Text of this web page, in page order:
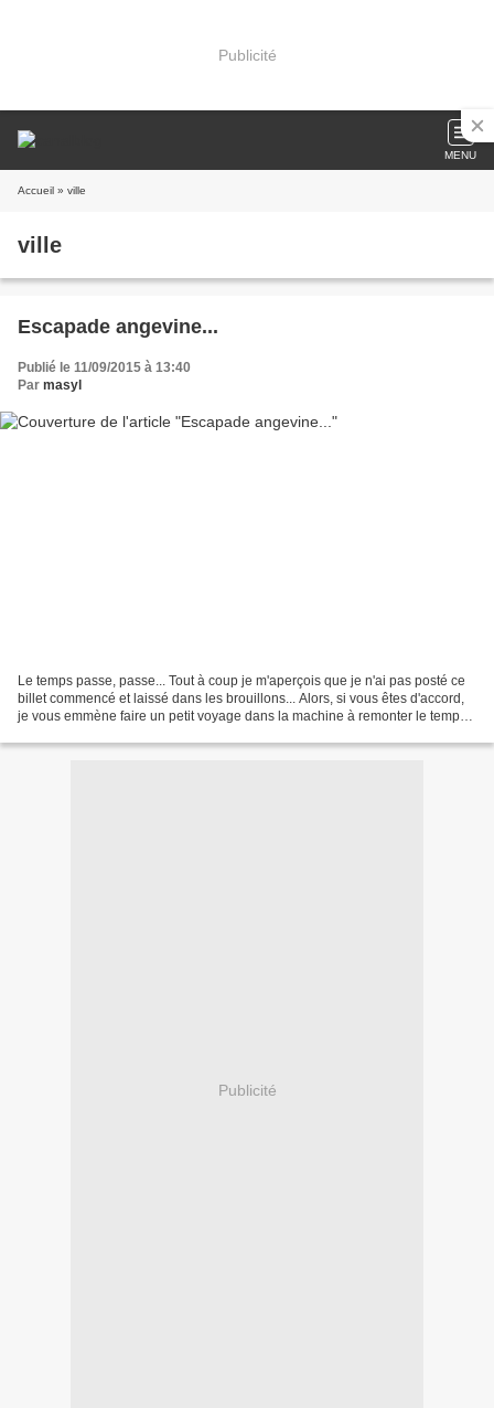
Publicité
MENU
Accueil » ville
ville
Escapade angevine...
Publié le 11/09/2015 à 13:40
Par masyl
Le temps passe, passe... Tout à coup je m'aperçois que je n'ai pas posté ce
billet commencé et laissé dans les brouillons... Alors, si vous êtes d'accord,
je vous emmène faire un petit voyage dans la machine à remonter le temps,
Publicité